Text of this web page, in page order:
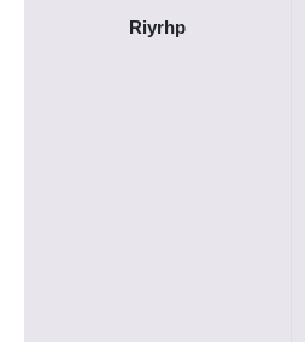
Riyrhp